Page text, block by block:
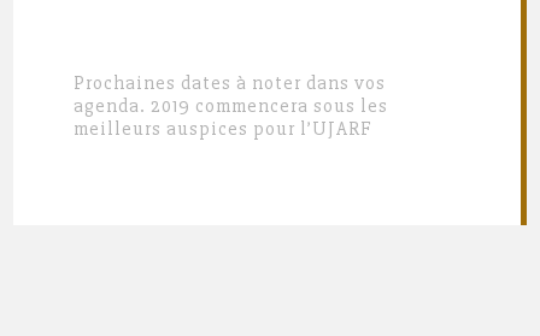
Prochaines dates à noter dans vos
agenda. 2019 commencera sous les
meilleurs auspices pour l’UJARF